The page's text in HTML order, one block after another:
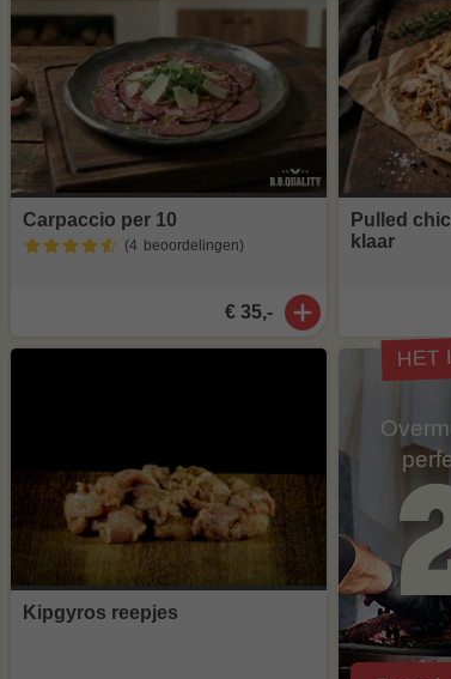
Carpaccio per 10
(4 beoordelingen)
€ 35,-
Pulled
klaar
Kipgyros reepjes
HET